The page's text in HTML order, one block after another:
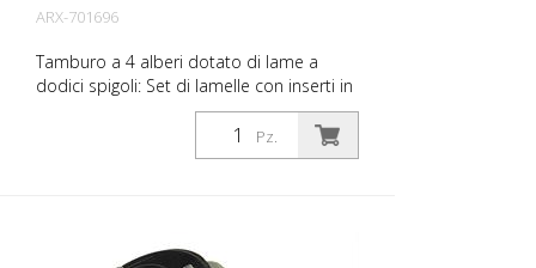
ARX-701696
Tamburo a 4 alberi dotato di lame a
dodici spigoli: Set di lamelle con inserti in
metallo duro per la rimozione di vecchi
rivestimenti e per la demarcazione di
rivestimenti a strato spesso come
Pz.